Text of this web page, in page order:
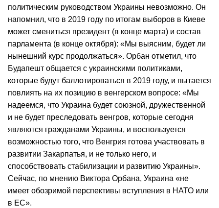
политическим руководством Украины невозможно. Он
напомнил, что в 2019 году по итогам выборов в Киеве
может смениться президент (в конце марта) и состав
парламента (в конце октября): «Мы выясним, будет ли
нынешний курс продолжаться». Орбан отметил, что
Будапешт общается с украинскими политиками,
которые будут баллотироваться в 2019 году, и пытается
повлиять на их позицию в венгерском вопросе: «Мы
надеемся, что Украина будет союзной, дружественной
и не будет преследовать венгров, которые сегодня
являются гражданами Украины, и воспользуется
возможностью того, что Венгрия готова участвовать в
развитии Закарпатья, и не только него, и
способствовать стабилизации и развитию Украины».
Сейчас, по мнению Виктора Орбана, Украина «не
имеет обозримой перспективы вступления в НАТО или
в ЕС».